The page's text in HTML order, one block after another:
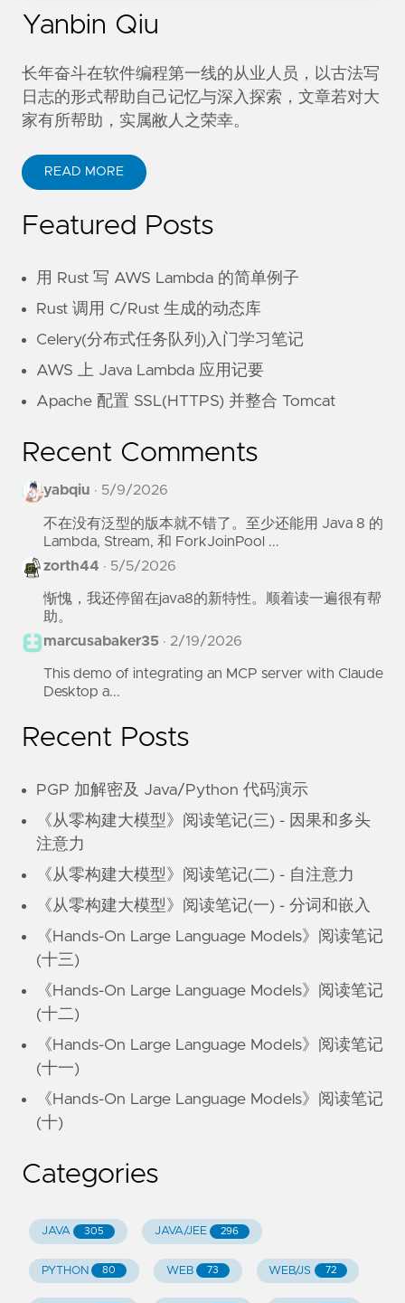
Yanbin Qiu
长年奋斗在软件编程第一线的从业人员，以古法写
日志的形式帮助自己记忆与深入探索，文章若对大
家有所帮助，实属敝人之荣幸。
READ MORE
Featured Posts
用 Rust 写 AWS Lambda 的简单例子
Rust 调用 C/Rust 生成的动态库
Celery(分布式任务队列)入门学习笔记
AWS 上 Java Lambda 应用记要
Apache 配置 SSL(HTTPS) 并整合 Tomcat
Recent Comments
yabqiu · 5/9/2026
不在没有泛型的版本就不错了。至少还能用 Java 8 的
Lambda, Stream, 和 ForkJoinPool ...
zorth44 · 5/5/2026
惭愧，我还停留在java8的新特性。顺着读一遍很有帮
助。
marcusabaker35 · 2/19/2026
This demo of integrating an MCP server with Claude
Desktop a...
Recent Posts
PGP 加解密及 Java/Python 代码演示
《从零构建大模型》阅读笔记(三) - 因果和多头
注意力
《从零构建大模型》阅读笔记(二) - 自注意力
《从零构建大模型》阅读笔记(一) - 分词和嵌入
《Hands-On Large Language Models》阅读笔记
(十三)
《Hands-On Large Language Models》阅读笔记
(十二)
《Hands-On Large Language Models》阅读笔记
(十一)
《Hands-On Large Language Models》阅读笔记
(十)
Categories
JAVA 305 JAVA/JEE 296
PYTHON 80 WEB 73 WEB/JS 72